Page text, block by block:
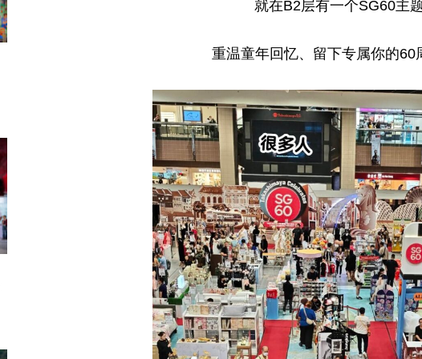
就在B2层有一个SG60主
重温童年回忆、留下专属你的60